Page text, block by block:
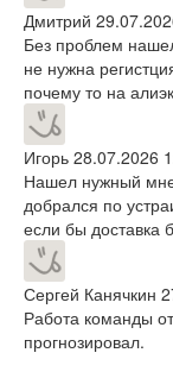
Дмитрий
Без проблем
не нужна
почему то на
Игорь 28.07.2026
Нашел нужный
добрался по
если бы доставка
Сергей Канячкин
Работа команды
прогнозировал.